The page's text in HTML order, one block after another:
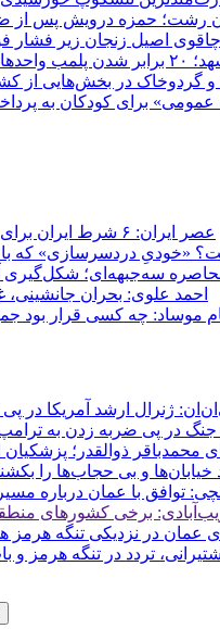
رشت؛ حمزه درویش پس از
چاقوی اصیل زنجان زیر فشار
صنفی نسبت به سال گذشته
و گردوخاک در بخش‌هایی از
کودکان به پرداخت ۵۶۷ میلیون دلار
عصر ایران: ۶ شرط ایران برای بازگشایی تنگه هرمز اعلام شد
«خودیِ دردسرسازی» که با
سه‌جبهه‌ای؛ شکل‌گیری
احمد علوی: بحران
موساد: چه کسی قرار بود
ژنرال ارشد آمریکا در پی
جنگ در پی ضربه زدن به
محمدباقر ذوالقدر؛
توافق با عمان درباره
برخی کشورهای
عمان در نزدیکی تنگه هرمز
تردد در تنگه